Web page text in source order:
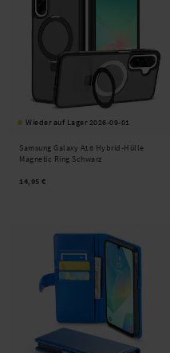
Wieder auf Lager 2026-09-01
Samsung Galaxy A16 Hybrid-Hülle
Magnetic Ring Schwarz
14,95 €